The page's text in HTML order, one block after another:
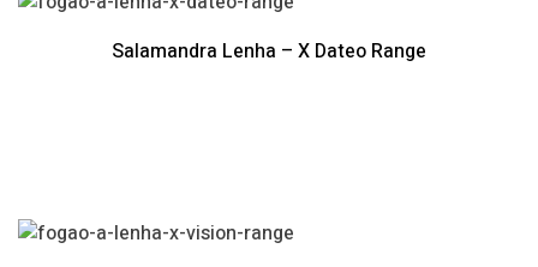
Salamandra Lenha – X Dateo Range